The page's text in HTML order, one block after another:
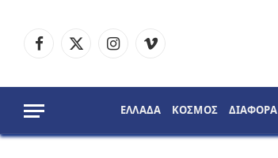
Facebook
X
InstagramVimeo
ΕΛΛΑΔΑ ΚΟΣΜΟΣ ΔΙΑΦΟΡΑ